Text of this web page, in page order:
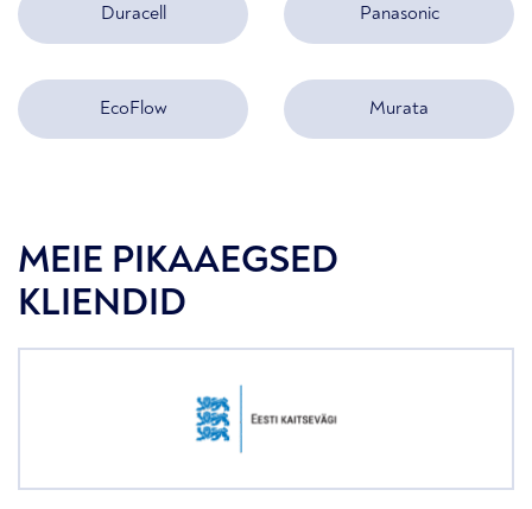
Duracell Panasonic
EcoFlow Murata
MEIE PIKAAEGSED
KLIENDID